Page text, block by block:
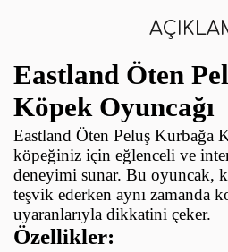
Eastland Öten
Köpek Oyuncağı
Eastland Öten Peluş Kurbağa
köpeğiniz için eğlenceli ve
deneyimi sunar. Bu oyuncak,
teşvik ederken aynı zamanda
uyaranlarıyla dikkatini çeker.
Özellikler: